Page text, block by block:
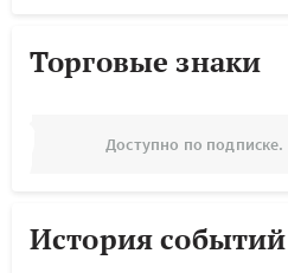
Торговые знаки
Доступно по подписке.
История событий